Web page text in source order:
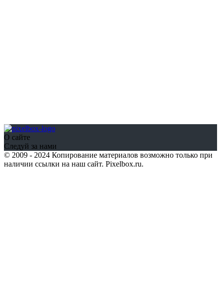
О сайте
Следуй за нами
© 2009 - 2024 Копирование материалов возможно только при
наличии ссылки на наш сайт. Pixelbox.ru.